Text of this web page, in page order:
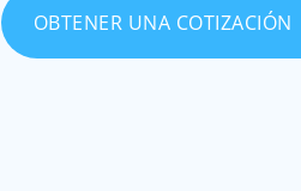
maletas y bolsas de pañales.
OBTENER UNA COTIZACIÓN